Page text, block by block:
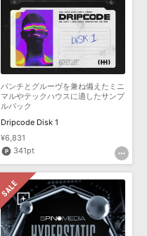
パンチとグルーヴを兼ね備えたミニ
マルやテックハウスに適したサンプ
ルパック
Dripcode Disk 1
¥6,831
341pt